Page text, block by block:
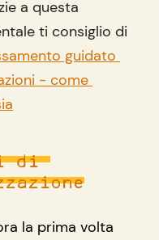
a questa
ti consiglio di
guidato
- come
di
la prima volta